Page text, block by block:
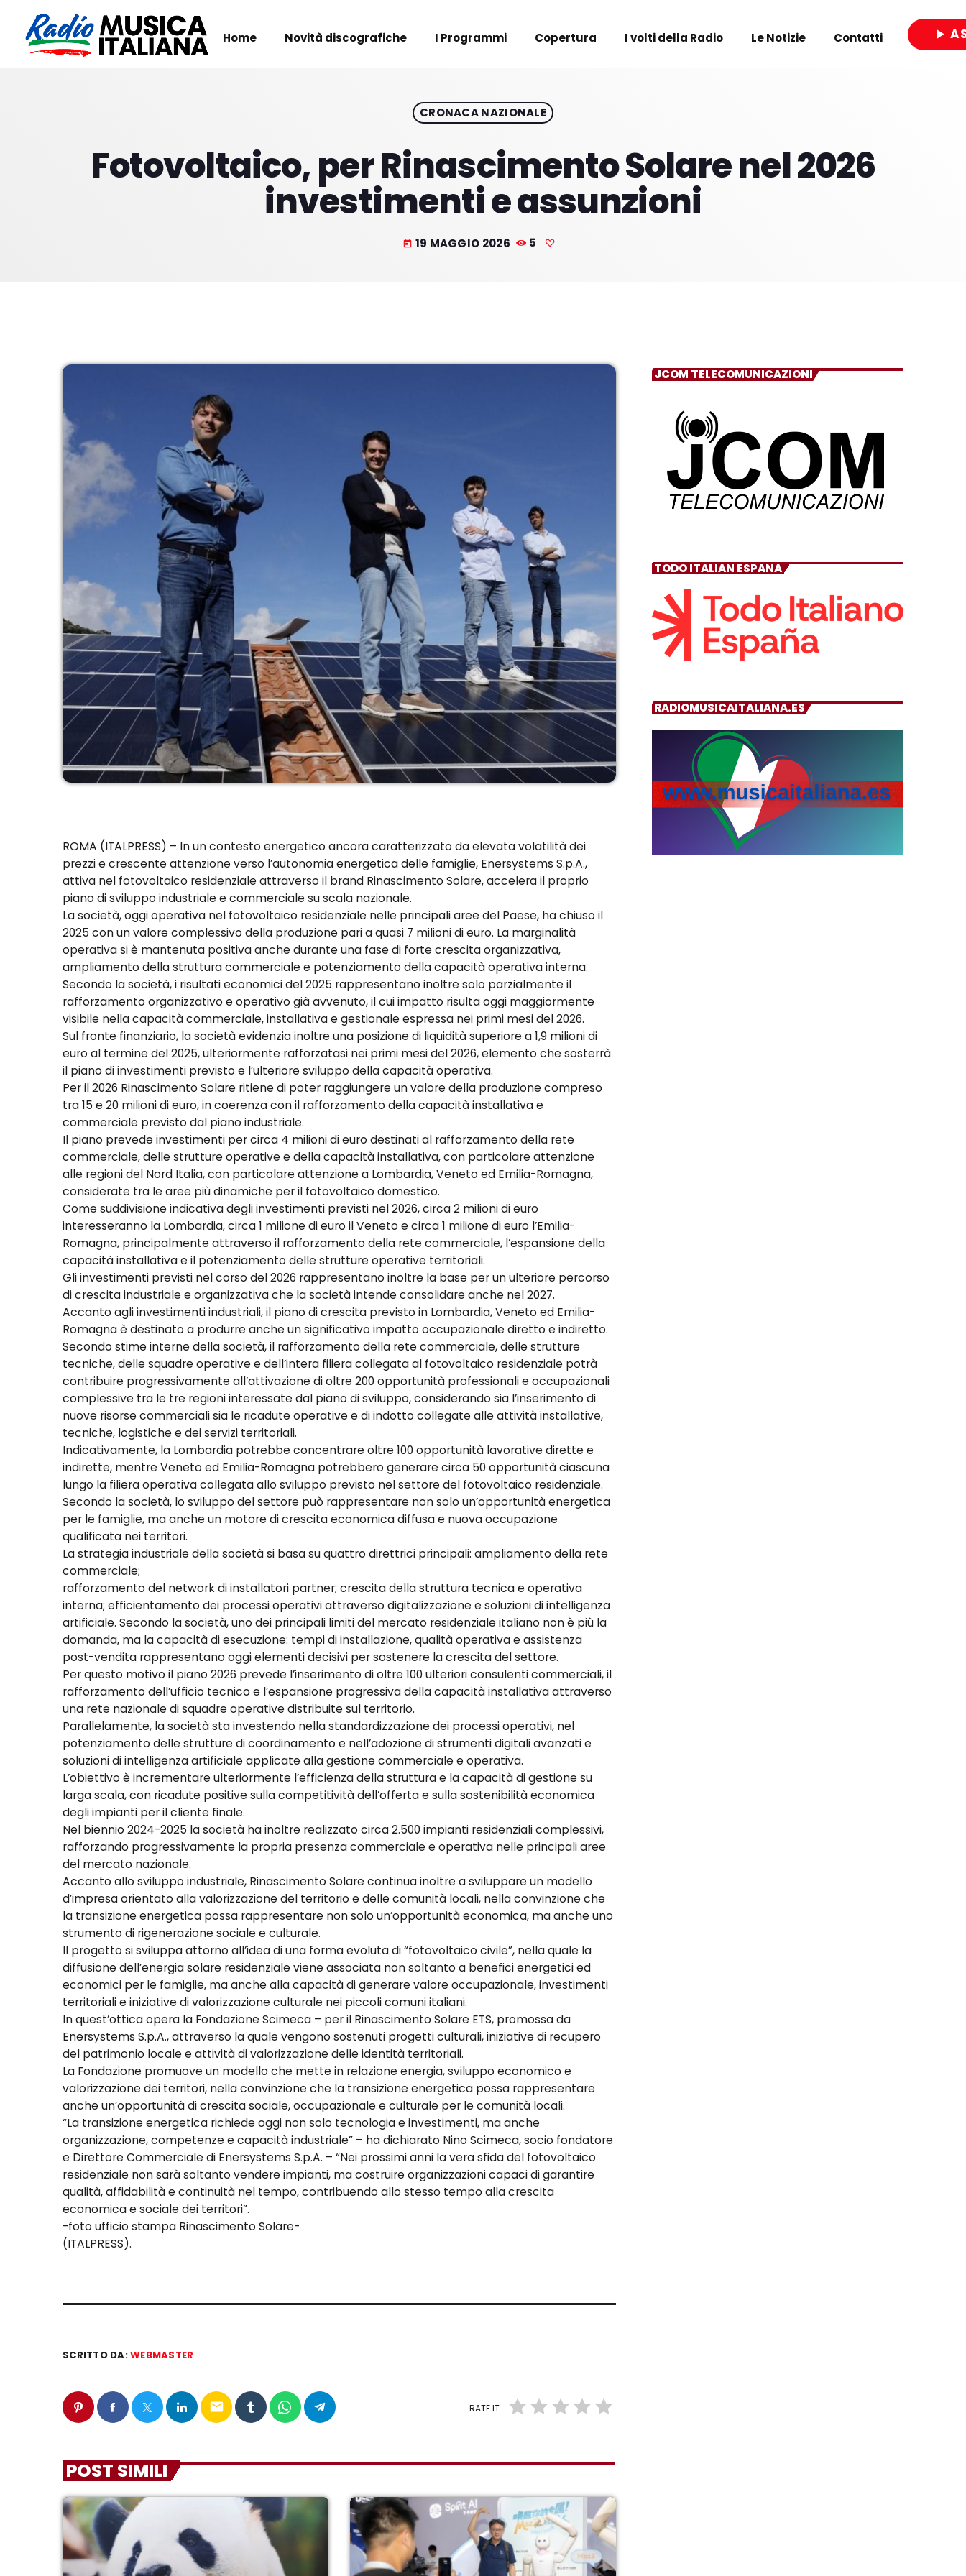
Home Novità discografiche I Programmi Copertura I volti della Radio Le Notizie Contatti play_arrow
CRONACA NAZIONALE
Fotovoltaico, per Rinascimento Solare nel 2026
investimenti e assunzioni
today 19 MAGGIO 2026 5
ROMA (ITALPRESS) – In un contesto energetico ancora caratterizzato da elevata volatilità dei
prezzi e crescente attenzione verso l’autonomia energetica delle famiglie, Enersystems S.p.A.,
attiva nel fotovoltaico residenziale attraverso il brand Rinascimento Solare, accelera il proprio
piano di sviluppo industriale e commerciale su scala nazionale.
La società, oggi operativa nel fotovoltaico residenziale nelle principali aree del Paese, ha chiuso il
2025 con un valore complessivo della produzione pari a quasi 7 milioni di euro. La marginalità
operativa si è mantenuta positiva anche durante una fase di forte crescita organizzativa,
ampliamento della struttura commerciale e potenziamento della capacità operativa interna.
Secondo la società, i risultati economici del 2025 rappresentano inoltre solo parzialmente il
rafforzamento organizzativo e operativo già avvenuto, il cui impatto risulta oggi maggiormente
visibile nella capacità commerciale, installativa e gestionale espressa nei primi mesi del 2026.
Sul fronte finanziario, la società evidenzia inoltre una posizione di liquidità superiore a 1,9 milioni di
euro al termine del 2025, ulteriormente rafforzatasi nei primi mesi del 2026, elemento che sosterrà
il piano di investimenti previsto e l’ulteriore sviluppo della capacità operativa.
Per il 2026 Rinascimento Solare ritiene di poter raggiungere un valore della produzione compreso
tra 15 e 20 milioni di euro, in coerenza con il rafforzamento della capacità installativa e
commerciale previsto dal piano industriale.
Il piano prevede investimenti per circa 4 milioni di euro destinati al rafforzamento della rete
commerciale, delle strutture operative e della capacità installativa, con particolare attenzione
alle regioni del Nord Italia, con particolare attenzione a Lombardia, Veneto ed Emilia-Romagna,
considerate tra le aree più dinamiche per il fotovoltaico domestico.
Come suddivisione indicativa degli investimenti previsti nel 2026, circa 2 milioni di euro
interesseranno la Lombardia, circa 1 milione di euro il Veneto e circa 1 milione di euro l’Emilia-
Romagna, principalmente attraverso il rafforzamento della rete commerciale, l’espansione della
capacità installativa e il potenziamento delle strutture operative territoriali.
Gli investimenti previsti nel corso del 2026 rappresentano inoltre la base per un ulteriore percorso
di crescita industriale e organizzativa che la società intende consolidare anche nel 2027.
Accanto agli investimenti industriali, il piano di crescita previsto in Lombardia, Veneto ed Emilia-
Romagna è destinato a produrre anche un significativo impatto occupazionale diretto e indiretto.
Secondo stime interne della società, il rafforzamento della rete commerciale, delle strutture
tecniche, delle squadre operative e dell’intera filiera collegata al fotovoltaico residenziale potrà
contribuire progressivamente all’attivazione di oltre 200 opportunità professionali e occupazionali
complessive tra le tre regioni interessate dal piano di sviluppo, considerando sia l’inserimento di
nuove risorse commerciali sia le ricadute operative e di indotto collegate alle attività installative,
tecniche, logistiche e dei servizi territoriali.
Indicativamente, la Lombardia potrebbe concentrare oltre 100 opportunità lavorative dirette e
indirette, mentre Veneto ed Emilia-Romagna potrebbero generare circa 50 opportunità ciascuna
lungo la filiera operativa collegata allo sviluppo previsto nel settore del fotovoltaico residenziale.
Secondo la società, lo sviluppo del settore può rappresentare non solo un’opportunità energetica
per le famiglie, ma anche un motore di crescita economica diffusa e nuova occupazione
qualificata nei territori.
La strategia industriale della società si basa su quattro direttrici principali: ampliamento della rete
commerciale;
rafforzamento del network di installatori partner; crescita della struttura tecnica e operativa
interna; efficientamento dei processi operativi attraverso digitalizzazione e soluzioni di intelligenza
artificiale. Secondo la società, uno dei principali limiti del mercato residenziale italiano non è più la
domanda, ma la capacità di esecuzione: tempi di installazione, qualità operativa e assistenza
post-vendita rappresentano oggi elementi decisivi per sostenere la crescita del settore.
Per questo motivo il piano 2026 prevede l’inserimento di oltre 100 ulteriori consulenti commerciali, il
rafforzamento dell’ufficio tecnico e l’espansione progressiva della capacità installativa attraverso
una rete nazionale di squadre operative distribuite sul territorio.
Parallelamente, la società sta investendo nella standardizzazione dei processi operativi, nel
potenziamento delle strutture di coordinamento e nell’adozione di strumenti digitali avanzati e
soluzioni di intelligenza artificiale applicate alla gestione commerciale e operativa.
L’obiettivo è incrementare ulteriormente l’efficienza della struttura e la capacità di gestione su
larga scala, con ricadute positive sulla competitività dell’offerta e sulla sostenibilità economica
degli impianti per il cliente finale.
Nel biennio 2024-2025 la società ha inoltre realizzato circa 2.500 impianti residenziali complessivi,
rafforzando progressivamente la propria presenza commerciale e operativa nelle principali aree
del mercato nazionale.
Accanto allo sviluppo industriale, Rinascimento Solare continua inoltre a sviluppare un modello
d’impresa orientato alla valorizzazione del territorio e delle comunità locali, nella convinzione che
la transizione energetica possa rappresentare non solo un’opportunità economica, ma anche uno
strumento di rigenerazione sociale e culturale.
Il progetto si sviluppa attorno all’idea di una forma evoluta di “fotovoltaico civile”, nella quale la
diffusione dell’energia solare residenziale viene associata non soltanto a benefici energetici ed
economici per le famiglie, ma anche alla capacità di generare valore occupazionale, investimenti
territoriali e iniziative di valorizzazione culturale nei piccoli comuni italiani.
In quest’ottica opera la Fondazione Scimeca – per il Rinascimento Solare ETS, promossa da
Enersystems S.p.A., attraverso la quale vengono sostenuti progetti culturali, iniziative di recupero
del patrimonio locale e attività di valorizzazione delle identità territoriali.
La Fondazione promuove un modello che mette in relazione energia, sviluppo economico e
valorizzazione dei territori, nella convinzione che la transizione energetica possa rappresentare
anche un’opportunità di crescita sociale, occupazionale e culturale per le comunità locali.
“La transizione energetica richiede oggi non solo tecnologia e investimenti, ma anche
organizzazione, competenze e capacità industriale” – ha dichiarato Nino Scimeca, socio fondatore
e Direttore Commerciale di Enersystems S.p.A. – “Nei prossimi anni la vera sfida del fotovoltaico
residenziale non sarà soltanto vendere impianti, ma costruire organizzazioni capaci di garantire
qualità, affidabilità e continuità nel tempo, contribuendo allo stesso tempo alla crescita
economica e sociale dei territori”.
-foto ufficio stampa Rinascimento Solare-
(ITALPRESS).
SCRITTO DA:WEBMASTER
email RATE IT
POST SIMILI
JCOM TELECOMUNICAZIONI
TODO ITALIAN ESPANA
RADIOMUSICAITALIANA.ES